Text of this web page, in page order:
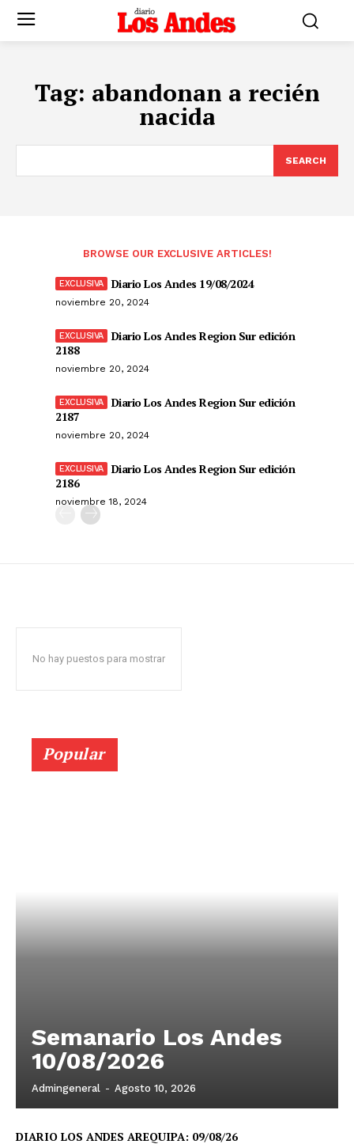
Tag: abandonan a recién
nacida
SEARCH
BROWSE OUR EXCLUSIVE ARTICLES!
Diario Los Andes 19/08/2024
noviembre 20, 2024
Diario Los Andes Region Sur edición
2188
noviembre 20, 2024
Diario Los Andes Region Sur edición
2187
noviembre 20, 2024
Diario Los Andes Region Sur edición
2186
noviembre 18, 2024
No hay puestos para mostrar
Popular
Semanario Los Andes
10/08/2026
Admingeneral - Agosto 10, 2026
DIARIO LOS ANDES AREQUIPA: 09/08/26